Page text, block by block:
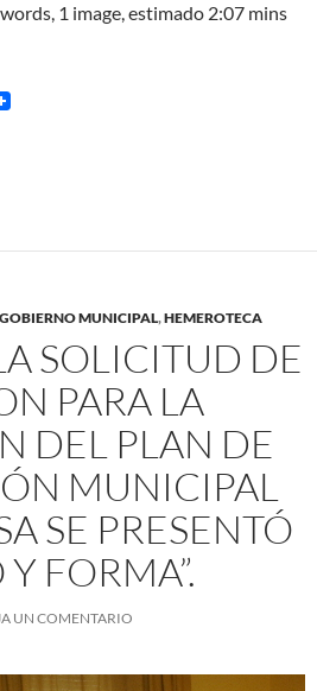
1 image, estimado 2:07 mins
GOBIERNO MUNICIPAL,HEMEROTECA
SOLICITUD DE
PARA LA
DEL PLAN DE
MUNICIPAL
SE PRESENTÓ
FORMA”.
UN COMENTARIO